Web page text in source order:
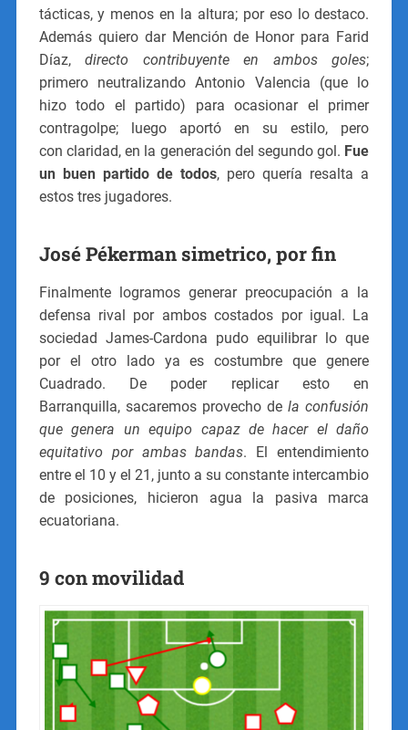
tácticas, y menos en la altura; por eso lo destaco.
Además quiero dar Mención de Honor para Farid
Díaz,directo contribuyente en ambos goles;
primero neutralizando Antonio Valencia (que lo
hizo todo el partido) para ocasionar el primer
contragolpe; luego aportó en su estilo, pero
con claridad, en la generación del segundo gol. Fue
un buen partido de todos, pero quería resalta a
estos tres jugadores.
José Pékerman simetrico, por fin
Finalmente logramos generar preocupación a la
defensa rival por ambos costados por igual. La
sociedad James-Cardona pudo equilibrar lo que
por el otro lado ya es costumbre que genere
Cuadrado. De poder replicar esto en
Barranquilla, sacaremos provecho dela confusión
que genera un equipo capaz de hacer el daño
equitativo por ambas bandas. El entendimiento
entre el 10 y el 21, junto a su constante intercambio
de posiciones, hicieron agua la pasiva marca
ecuatoriana.
9 con movilidad